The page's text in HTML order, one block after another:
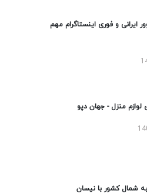
ایرانی و فوری اینستاگرام مهم
لوازم منزل - جهان دپو
شمال کشور با نیسان